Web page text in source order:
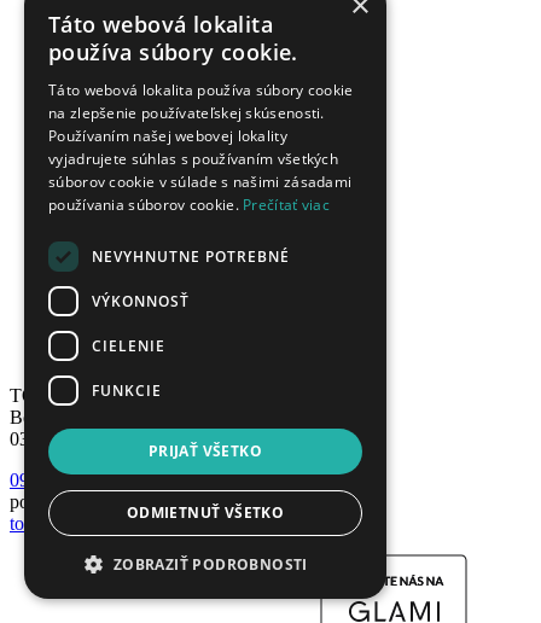
Veľkoobchod
O šperkoch
Poštovné
Vernostný program
Gravírovanie šperkov
Ako urobiť odtlačok prsta?
Pánske náramky
Sprievodca kameňmi
Veľkosť prsteňa?
Dĺžka retiazky?
Veľkosť pánskych náramkov
PDF katalógy
Plán obnovy a odolnosti
TOP SHOP s.r.o.
Borovicová 2326/7
03852, Sučany
0904 455 631
pondelok - piatok 9:00 - 15:00
topsperk@topsperk.sk
Táto webová lokalita
používa súbory cookie.
Táto webová lokalita používa súbory cookie
na zlepšenie používateľskej skúsenosti.
Používaním našej webovej lokality
vyjadrujete súhlas s používaním všetkých
súborov cookie v súlade s našimi zásadami
používania súborov cookie. Prečítať viac
NEVYHNUTNE POTREBNÉ
VÝKONNOSŤ
CIELENIE
FUNKCIE
PRIJAŤ VŠETKO
ODMIETNUŤ VŠETKO
ZOBRAZIŤ PODROBNOSTI